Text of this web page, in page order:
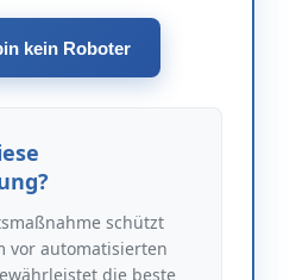
kein Roboter
schützt
vor automatisierten
die beste